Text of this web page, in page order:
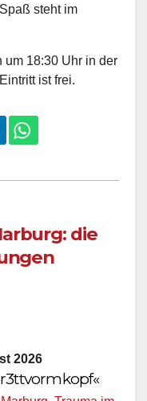
steht im
um 18:30 Uhr in der
ist frei.
die
2026